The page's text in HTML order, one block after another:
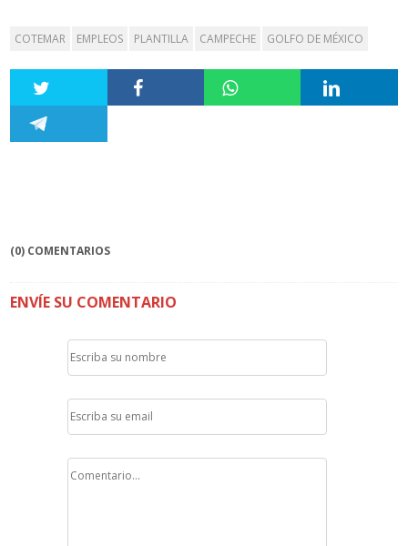
COTEMAR EMPLEOS PLANTILLA CAMPECHE GOLFO DE MÉXICO
(0) COMENTARIOS
ENVÍE SU COMENTARIO